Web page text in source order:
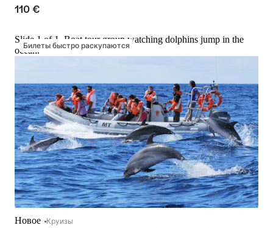
110 €
Билеты быстро раскупаются
Slide 1 of 1, Boat tour group watching dolphins jump in the
ocean.
Новое Круизы